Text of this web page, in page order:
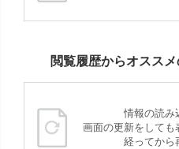
閲覧履歴からオスス
情報の読み
画面の更新をしても
経ってから